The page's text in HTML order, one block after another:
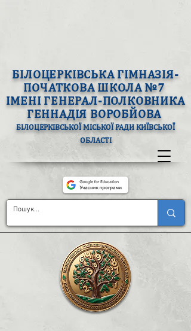
БІЛОЦЕРКІВСЬКА ГІМНАЗІЯ-
ПОЧАТКОВА ШКОЛА №7
ІМЕНІ ГЕНЕРАЛ-ПОЛКОВНИКА
ГЕННАДІЯ ВОРОБЙОВА
БІЛОЦЕРКІВСЬКОЇ МІСЬКОЇ РАДИ КИЇВСЬКОЇ
ОБЛАСТІ